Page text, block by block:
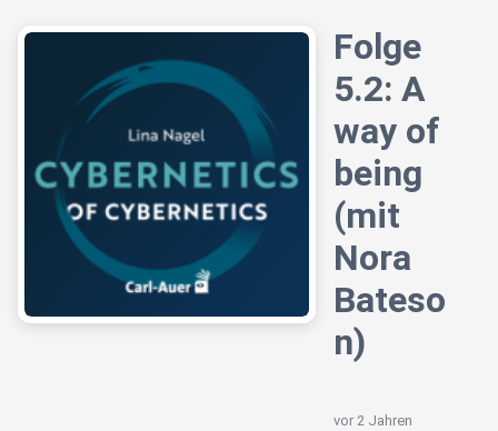
Folge
5.2: A
way of
being
(mit
Nora
Bateso
n)
vor 2 Jahren